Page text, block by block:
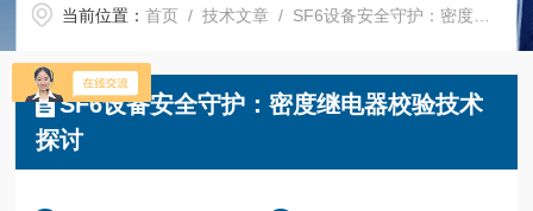
当前位置：首页 /技术文章 / SF6设备安全守护：密度继电器校验技术探讨
SF6设备安全守护：密度继电器校验技术
探讨